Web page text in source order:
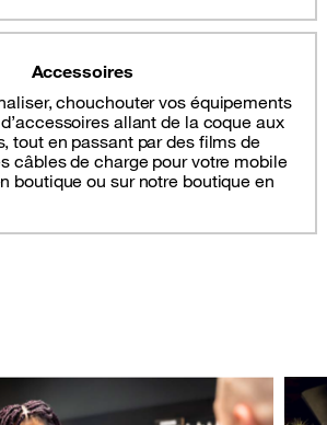
Accessoires
chouchouter vos équipements
allant de la coque aux
tout en passant par des films de
câbles de charge pour votre mobile
boutique ou sur notre boutique en